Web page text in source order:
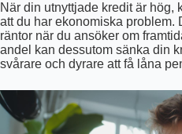
När din utnyttjade kredit är
att du har ekonomiska problem.
räntor när du ansöker om
andel kan dessutom sänka din
svårare och dyrare att få låna